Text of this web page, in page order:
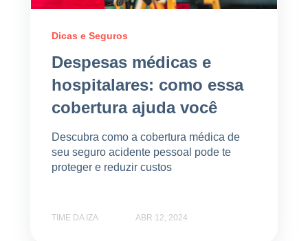
Dicas e Seguros
Despesas médicas e
hospitalares: como essa
cobertura ajuda você
Descubra como a cobertura médica de
seu seguro acidente pessoal pode te
proteger e reduzir custos
TIME DA IZA ABR 12, 2024